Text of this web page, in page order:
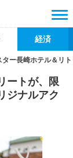
経済
ター長崎ホテル＆リ
ートが、限
ジナルアク